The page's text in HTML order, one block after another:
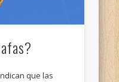
que las